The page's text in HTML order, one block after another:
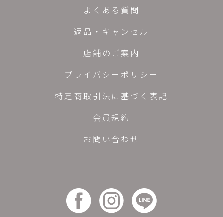
よくある質問
返品・キャンセル
店舗のご案内
プライバシーポリシー
特定商取引法に基づく表記
会員規約
お問い合わせ